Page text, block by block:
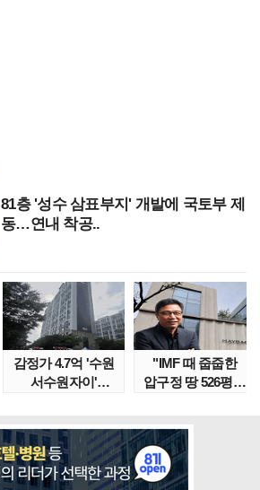
81층 '성수 삼표부지' 개발에 국토부 제
동…연내 착공..
감정가 4.7억 '수원
서수원자이'
"IMF 때 줍줍한
압구정 땅 526평의